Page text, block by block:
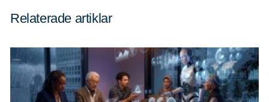
Relaterade artiklar